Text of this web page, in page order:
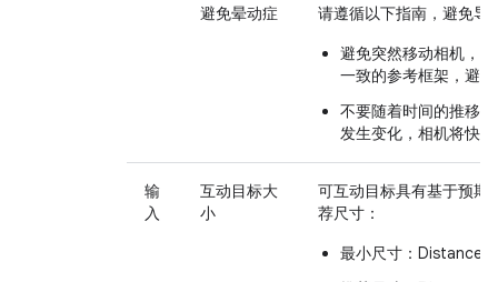
避免晕动症
请遵循以下指南，避免导
避免突然移动相机，
一致的参考框架，避
不要随着时间的推移
发生变化，相机将快
输
入
互动目标大
小
可互动目标具有基于预期
荐尺寸：
最小尺寸：